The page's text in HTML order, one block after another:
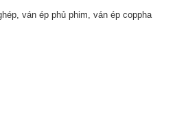
ván ép phủ phim, ván ép coppha